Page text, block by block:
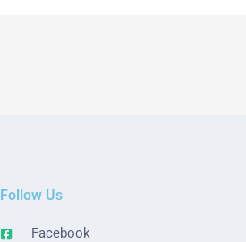
Follow Us
Facebook